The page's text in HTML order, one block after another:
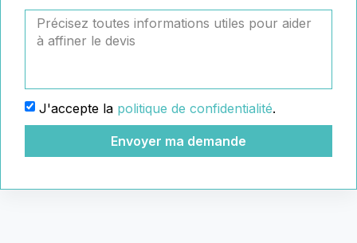
J'accepte la politique de confidentialité.
Envoyer ma demande